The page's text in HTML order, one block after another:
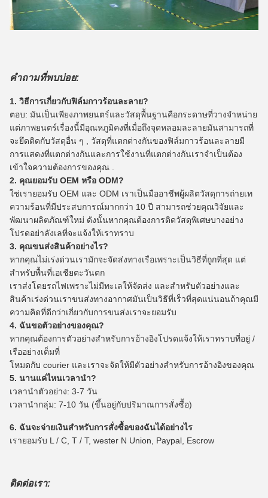
คำถามที่พบบ่อย:
1. วิธีการเกี่ยวกับฟิล์มกาวร้อนละลาย?
ตอบ: มันเป็นเพียงภาพยนตร์และวัสดุพื้นฐานคือกระดาษที่วางจำหน่าย
แต่ภาพยนตร์เรื่องนี้มีอุณหภูมิคงที่เมื่อถึงจุดหลอมละลายมันสามารถที่
จะยึดติดกับวัสดุอื่น ๆ , วัสดุที่แตกต่างกันของฟิล์มกาวร้อนละลายมี
การแสดงที่แตกต่างกันและการใช้งานที่แตกต่างกันเราจำเป็นต้อง
เข้าใจความต้องการของคุณ .
2. คุณยอมรับ OEM หรือ ODM?
ใช่เรายอมรับ OEM และ ODM เราเป็นมืออาชีพผู้ผลิตวัสดุการถ่ายเท
ความร้อนที่มีประสบการณ์มากกว่า 10 ปี สามารถช่วยคุณวิจัยและ
พัฒนาผลิตภัณฑ์ใหม่ ดังนั้นหากคุณต้องการติดวัสดุพิเศษบางอย่าง
โปรดอย่าลังเลที่จะแจ้งให้เราทราบ
3. คุณขนส่งสินค้าอย่างไร?
หากคุณไม่เร่งด่วนเรามักจะจัดส่งทางเรือเพราะเป็นวิธีที่ถูกที่สุด แต่
สำหรับพื้นที่เอเชียตะวันตก
เราส่งโดยรถไฟเพราะไม่มีทะเลให้จัดส่ง และสำหรับตัวอย่างและ
สินค้าเร่งด่วนเราขนส่งทางอากาศมันเป็นวิธีที่เร็วที่สุดแน่นอนถ้าคุณมี
ความคิดที่ดีกว่าเกี่ยวกับการขนส่งเราจะยอมรับ
4. ฉันขอตัวอย่างของคุณ?
หากคุณต้องการตัวอย่างสำหรับการอ้างอิงโปรดแจ้งให้เราทราบที่อยู่ /
เรืออย่างเต็มที่
โหมดกับ courier และเราจะจัดให้มีตัวอย่างสำหรับการอ้างอิงของคุณ
5. นานแค่ไหนเวลานำ?
เวลานำตัวอย่าง: 3-7 วัน
เวลานำกลุ่ม: 7-10 วัน (ขึ้นอยู่กับปริมาณการสั่งซื้อ)
6. ฉันจะจ่ายเงินสำหรับการสั่งซื้อของฉันได้อย่างไร
เรายอมรับ L / C, T / T, wester N Union, Paypal, Escrow
ติดต่อเรา: